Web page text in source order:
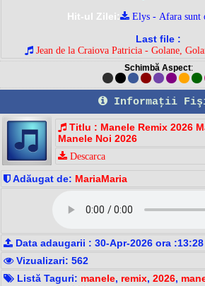
Hit-ul Zilei:
Elys - Afara sunt
Last file :
Jean de la Craiova Patricia - Golane,
Schimbă Aspect:
Informaţii
Titlu : Manele Remix 2026
Manele Noi 2026
Descarca
Adăugat de: MariaMaria
Data adaugarii : 30-Apr-2026 ora :13:28
Vizualizari: 562
Listă Taguri: manele, remix, 2026,